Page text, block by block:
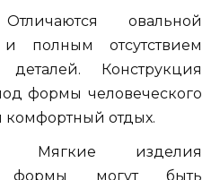
овальной
полным отсутствием
деталей. Конструкция
формы человеческого
комфортный отдых.
Мягкие изделия
формы могут быть